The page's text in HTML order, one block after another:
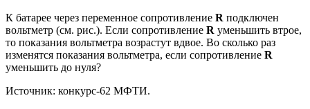
К батарее через переменное сопротивление R подключен
вольтметр (см. рис.). Если сопротивление R уменьшить втрое,
то показания вольтметра возрастут вдвое. Во сколько раз
изменятся показания вольтметра, если сопротивление R
уменьшить до нуля?
Источник: конкурс-62 МФТИ.